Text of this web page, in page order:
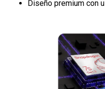
Diseño premium con